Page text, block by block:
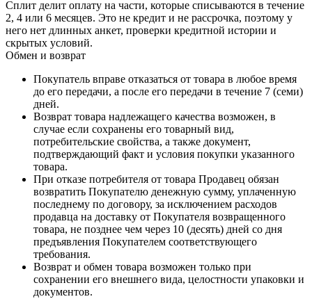
Сплит делит оплату на части, которые списываются в течение
2, 4 или 6 месяцев. Это не кредит и не рассрочка, поэтому у
него нет длинных анкет, проверки кредитной истории и
скрытых условий.
Обмен и возврат
Покупатель вправе отказаться от товара в любое время
до его передачи, а после его передачи в течение 7 (семи)
дней.
Возврат товара надлежащего качества возможен, в
случае если сохранены его товарный вид,
потребительские свойства, а также документ,
подтверждающий факт и условия покупки указанного
товара.
При отказе потребителя от товара Продавец обязан
возвратить Покупателю денежную сумму, уплаченную
последнему по договору, за исключением расходов
продавца на доставку от Покупателя возвращенного
товара, не позднее чем через 10 (десять) дней со дня
предъявления Покупателем соответствующего
требования.
Возврат и обмен товара возможен только при
сохранении его внешнего вида, целостности упаковки и
документов.